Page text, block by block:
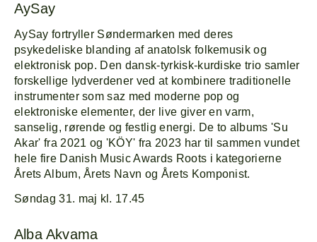
AySay
AySay fortryller Søndermarken med deres
psykedeliske blanding af anatolsk folkemusik og
elektronisk pop. Den dansk-tyrkisk-kurdiske trio samler
forskellige lydverdener ved at kombinere traditionelle
instrumenter som saz med moderne pop og
elektroniske elementer, der live giver en varm,
sanselig, rørende og festlig energi. De to albums 'Su
Akar' fra 2021 og 'KÖY' fra 2023 har til sammen vundet
hele fire Danish Music Awards Roots i kategorierne
Årets Album, Årets Navn og Årets Komponist.
Søndag 31. maj kl. 17.45
Alba Akvama